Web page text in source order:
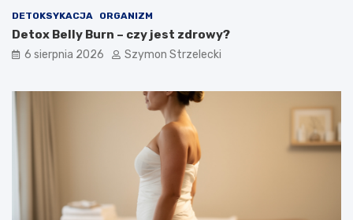
y
n
y
DETOKSYKACJA ORGANIZM
Detox Belly Burn – czy jest zdrowy?
6 sierpnia 2026 Szymon Strzelecki